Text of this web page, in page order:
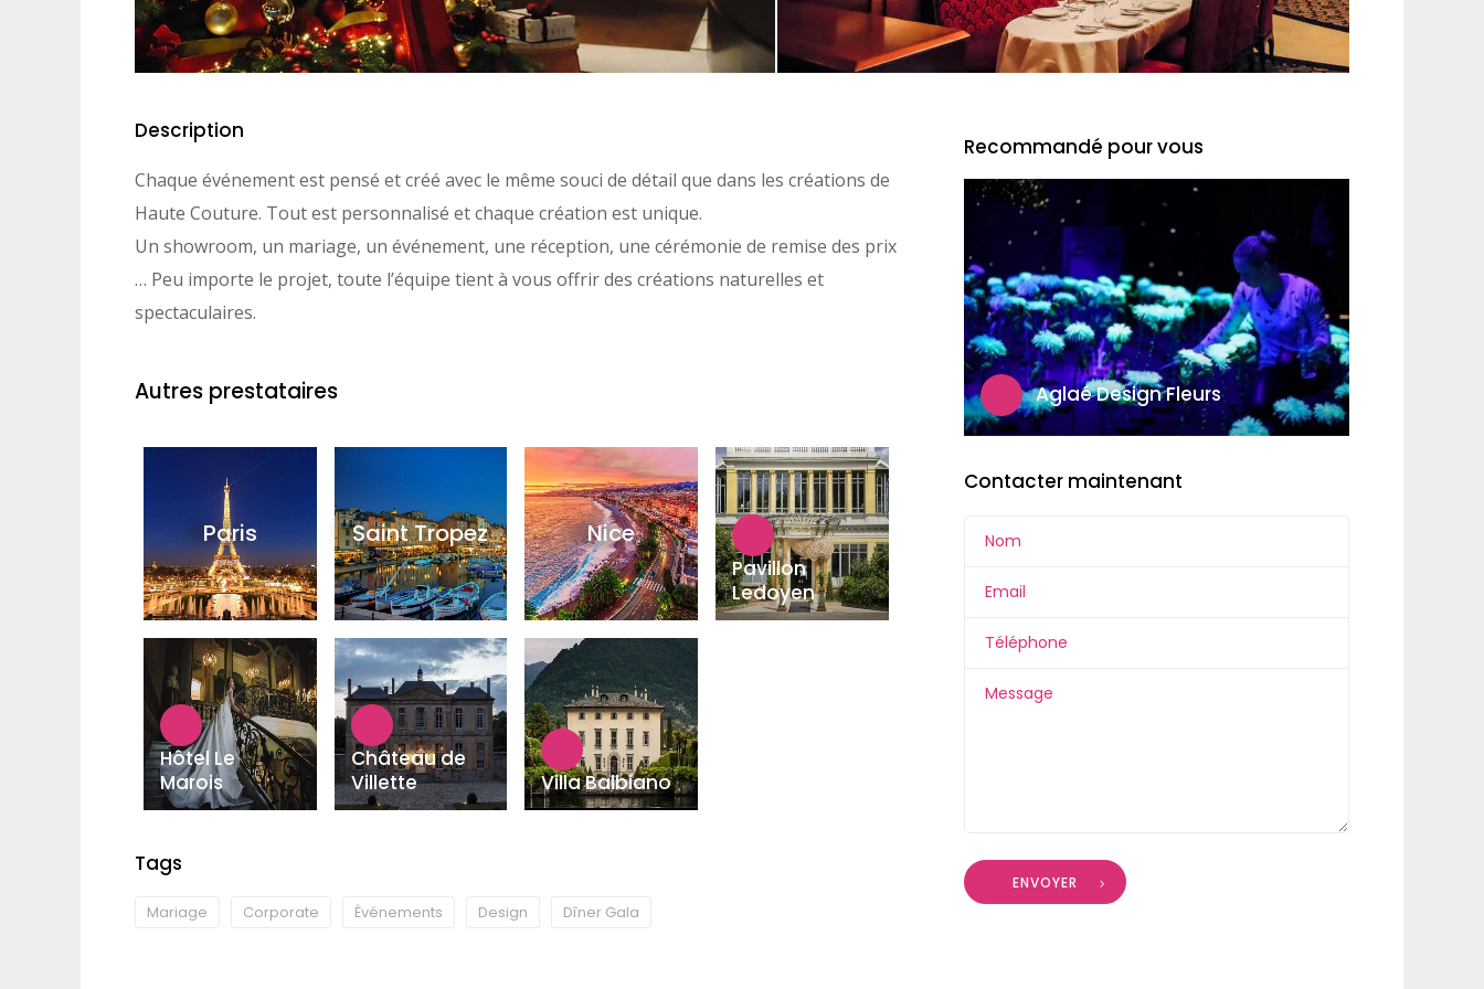
Description
Chaque événement est pensé et créé avec le même souci de détail que dans les créations de
Haute Couture. Tout est personnalisé et chaque création est unique.
Un showroom, un mariage, un événement, une réception, une cérémonie de remise des prix
… Peu importe le projet, toute l’équipe tient à vous offrir des créations naturelles et
spectaculaires.
Autres prestataires
Paris Saint Tropez Nice
Pavillon
Ledoyen
Hôtel Le
Marois
Château de
Villette
Villa Balbiano
Tags
Mariage Corporate Événements Design Dîner Gala
Recommandé pour vous
Aglaé Design Fleurs
Contacter maintenant
ENVOYER